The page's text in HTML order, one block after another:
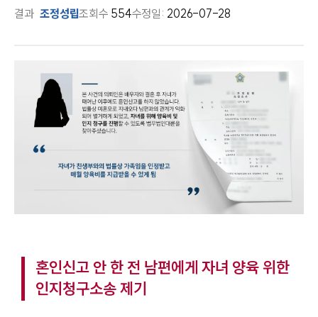
결과 조정성립조회수 554수정일: 2026-07-28
혼인신고 안 한 전 남편에게 자녀 양육 위한
인지청구소송 제기